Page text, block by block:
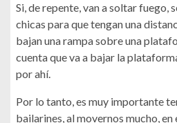
Si, de repente, van a soltar fuego,
chicas para que tengan una
bajan una rampa sobre una
cuenta que va a bajar la
por ahí.
Por lo tanto, es muy importante
bailarines, al movernos mucho, en